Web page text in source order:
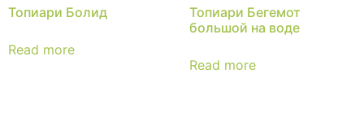
Топиари Болид
Read more
Топиари Бегемот
большой на воде
Read more